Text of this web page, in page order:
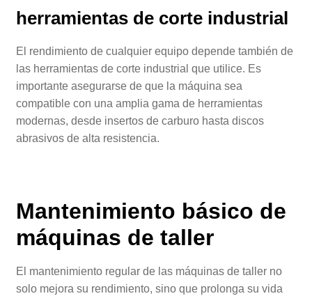
herramientas de corte industrial
El rendimiento de cualquier equipo depende también de
las herramientas de corte industrial que utilice. Es
importante asegurarse de que la máquina sea
compatible con una amplia gama de herramientas
modernas, desde insertos de carburo hasta discos
abrasivos de alta resistencia.
Mantenimiento básico de
máquinas de taller
El mantenimiento regular de las máquinas de taller no
solo mejora su rendimiento, sino que prolonga su vida